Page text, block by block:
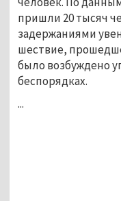
пришли 20 тысяч
задержаниями
шествие,
было возбуждено
беспорядках.
...